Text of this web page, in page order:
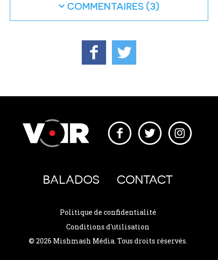
COMMENTAIRES
BALADOS CONTACT
Politique de confidentialité
Conditions d'utilisation
© 2026 Mishmash Média. Tous droits réservés.